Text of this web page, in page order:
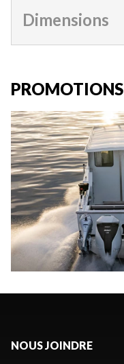
Dimensions
PROMOTIONS
NOUS JOINDRE